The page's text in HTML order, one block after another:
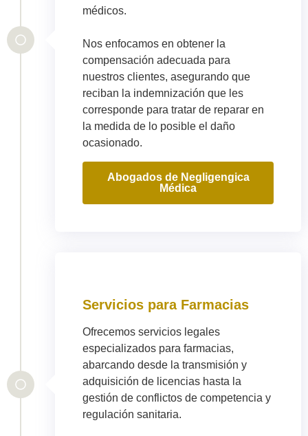
médicos.
Nos enfocamos en obtener la
compensación adecuada para
nuestros clientes, asegurando que
reciban la indemnización que les
corresponde para tratar de reparar en
la medida de lo posible el daño
ocasionado.
Abogados de Negligengica
Médica
Servicios para Farmacias
Ofrecemos servicios legales
especializados para farmacias,
abarcando desde la transmisión y
adquisición de licencias hasta la
gestión de conflictos de competencia y
regulación sanitaria.